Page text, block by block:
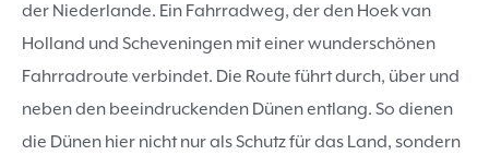
der Niederlande. Ein Fahrradweg, der den Hoek van
Holland und Scheveningen mit einer wunderschönen
Fahrradroute verbindet. Die Route führt durch, über und
neben den beeindruckenden Dünen entlang. So dienen
die Dünen hier nicht nur als Schutz für das Land, sondern